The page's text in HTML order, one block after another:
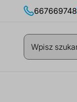
Przejdź
treści
667669748